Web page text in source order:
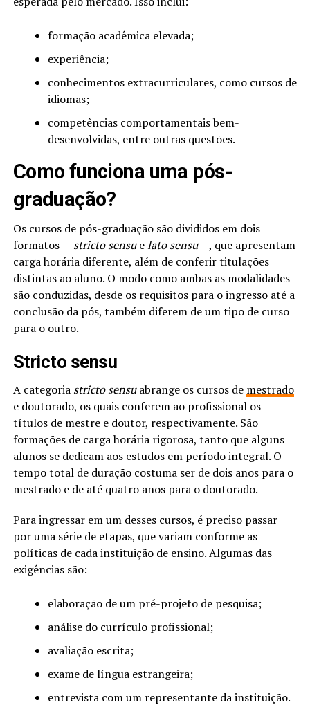
formação acadêmica elevada;
experiência;
conhecimentos extracurriculares, como cursos de
idiomas;
competências comportamentais bem-
desenvolvidas, entre outras questões.
Como funciona uma pós-
graduação?
Os cursos de pós-graduação são divididos em dois
formatos — stricto sensuelato sensu—, que apresentam
carga horária diferente, além de conferir titulações
distintas ao aluno. O modo como ambas as modalidades
são conduzidas, desde os requisitos para o ingresso até a
conclusão da pós, também diferem de um tipo de curso
para o outro.
Stricto sensu
A categoria stricto sensuabrange os cursos de mestrado
e doutorado, os quais conferem ao profissional os
títulos de mestre e doutor, respectivamente. São
formações de carga horária rigorosa, tanto que alguns
alunos se dedicam aos estudos em período integral. O
tempo total de duração costuma ser de dois anos para o
mestrado e de até quatro anos para o doutorado.
Para ingressar em um desses cursos, é preciso passar
por uma série de etapas, que variam conforme as
políticas de cada instituição de ensino. Algumas das
exigências são:
elaboração de um pré-projeto de pesquisa;
análise do currículo profissional;
avaliação escrita;
exame de língua estrangeira;
entrevista com um representante da instituição.